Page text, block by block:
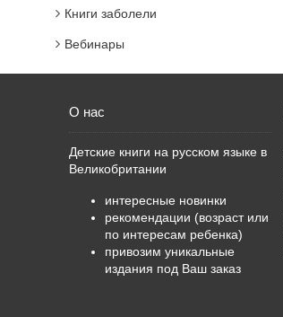
Книги заболели
Вебинары
О нас
Детские книги на русском языке в
Великобритании
интересные новинки
рекомендации (возраст или
по интересам ребенка)
привозим уникальные
издания под Ваш заказ